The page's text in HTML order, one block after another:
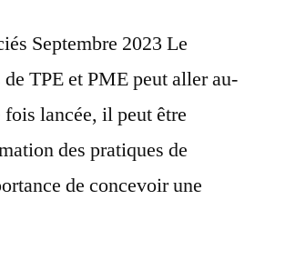
Septembre 2023 Le
TPE et PME peut aller au-
lancée, il peut être
des pratiques de
de concevoir une